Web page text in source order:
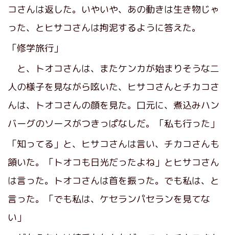
コさんは返した。いやいや、あの動きは生き物じゃ
った、とヒサコさんは拘泥するように答えた。
「修学旅行」
と、トオコさんは、またケンカが始まりそうな二
人の様子を見ながら呟いた、ヒサコさんとチカコさ
んは、トオコさんの顔を見た。口元に、煮込みハン
バーグのソースがつきっぱなしだ。「私も行った」
「知ってる」と、ヒサコさんは言い、チカコさんも
頷いた。「トオコも日光だったよね」とヒサコさん
は言った。トオコさんは首を振った。でも私は、と
言った。「でも私は、ケセランパセランを見てな
い」